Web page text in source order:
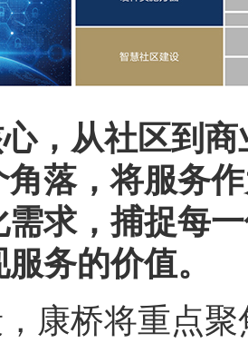
，从社区到
落，将服务
求，捕捉每
务的价值。
康桥将重点聚